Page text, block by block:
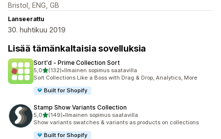
Bristol, ENG, GB
Lanseerattu
30. huhtikuu 2019
Lisää tämänkaltaisia sovelluksia
Sort'd ‑ Prime Collection Sort
5,0/ 5 tähteä
(132)
132 arvostelua yhteensä
•Ilmainen sopimus saatavilla
Sort Collections Like a Boss with Drag & Drop, Analytics, More
Built for Shopify
Stamp Show Variants Collection
5,0/ 5 tähteä
(149)
149 arvostelua yhteensä
•Ilmainen sopimus saatavilla
Show variants swatches & variants as products on collections
Built for Shopify